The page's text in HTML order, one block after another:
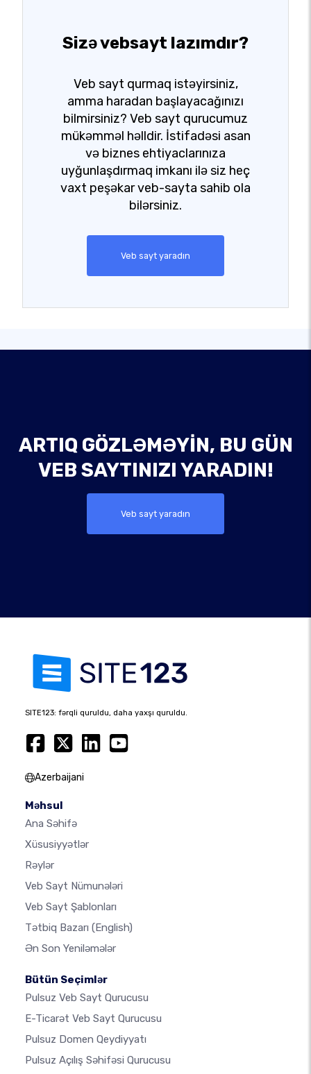
Sizə vebsayt lazımdır?
Veb sayt qurmaq istəyirsiniz,
amma haradan başlayacağınızı
bilmirsiniz? Veb sayt qurucumuz
mükəmməl həlldir. İstifadəsi asan
və biznes ehtiyaclarınıza
uyğunlaşdırmaq imkanı ilə siz heç
vaxt peşəkar veb-sayta sahib ola
bilərsiniz.
Veb sayt yaradın
ARTIQ GÖZLƏMƏYIN, BU GÜN
VEB SAYTINIZI YARADIN!
Veb sayt yaradın
SITE123: fərqli quruldu, daha yaxşı quruldu.
Azerbaijani
Məhsul
Ana Səhifə
Xüsusiyyətlər
Rəylər
Veb Sayt Nümunələri
Veb Sayt Şablonları
Tətbiq Bazarı (English)
Ən Son Yeniləmələr
Bütün Seçimlər
Pulsuz Veb Sayt Qurucusu
E-Ticarət Veb Sayt Qurucusu
Pulsuz Domen Qeydiyyatı
Pulsuz Açılış Səhifəsi Qurucusu